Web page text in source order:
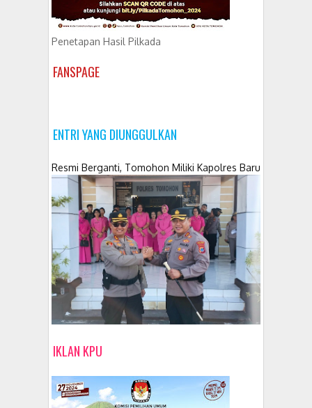
Penetapan Hasil Pilkada
FANSPAGE
ENTRI YANG DIUNGGULKAN
Resmi Berganti, Tomohon Miliki Kapolres Baru
IKLAN KPU